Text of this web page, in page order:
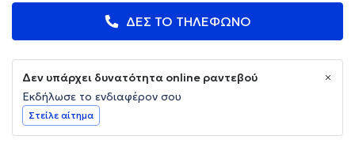
ΔΕΣ ΤΟ ΤΗΛΕΦΩΝΟ
Δεν υπάρχει δυνατότητα online ραντεβού
Εκδήλωσε το ενδιαφέρον σου
Στείλε αίτημα